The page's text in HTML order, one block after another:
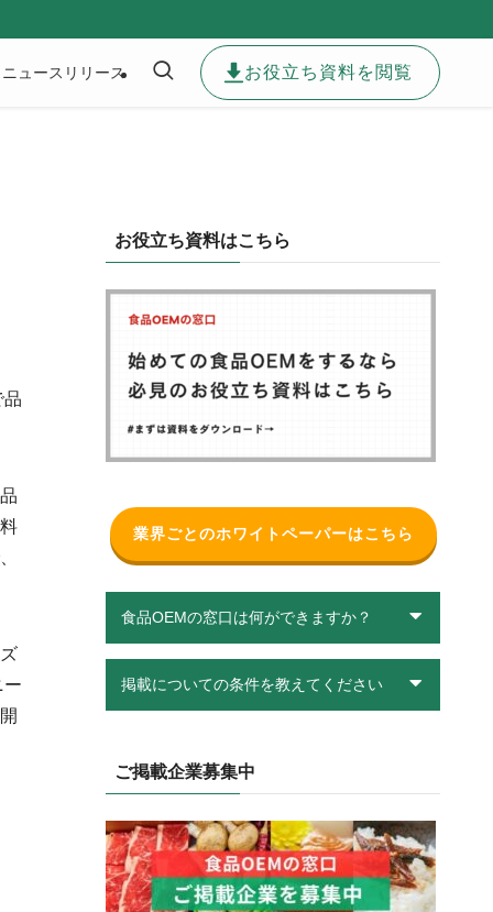
ニュースリリース お役立ち資料を閲覧
品
ー
お役立ち資料はこちら
業界ごとのホワイトペーパーはこちら
食品OEMの窓口は何ができますか？
掲載についての条件を教えてください
ご掲載企業募集中